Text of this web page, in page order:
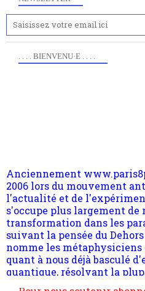
. . . . BIENVENU·E . . . .
transformation dans les
suivant la pensée du
nomme les métaphysiciens
quant à nous déjà basculé
quantique, résolvant la
philosophique du WWe
contrat est la marque
multiples facteurs et
articles pour être apte à un
Pour nous soutenir
gratuite (2 mails par
hésitation, partagez le